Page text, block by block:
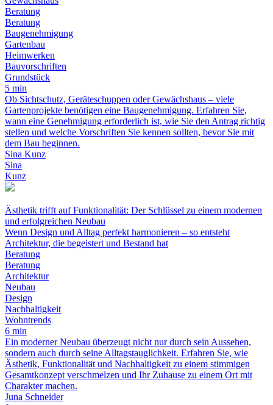
Beratung
Beratung
Baugenehmigung
Gartenbau
Heimwerken
Bauvorschriften
Grundstück
5 min
Ob Sichtschutz, Geräteschuppen oder Gewächshaus – viele
Gartenprojekte benötigen eine Baugenehmigung. Erfahren Sie,
wann eine Genehmigung erforderlich ist, wie Sie den Antrag richtig
stellen und welche Vorschriften Sie kennen sollten, bevor Sie mit
dem Bau beginnen.
Sina Kunz
Sina
Kunz
Ästhetik trifft auf Funktionalität: Der Schlüssel zu einem modernen
und erfolgreichen Neubau
Wenn Design und Alltag perfekt harmonieren – so entsteht
Architektur, die begeistert und Bestand hat
Beratung
Beratung
Architektur
Neubau
Design
Nachhaltigkeit
Wohntrends
6 min
Ein moderner Neubau überzeugt nicht nur durch sein Aussehen,
sondern auch durch seine Alltagstauglichkeit. Erfahren Sie, wie
Ästhetik, Funktionalität und Nachhaltigkeit zu einem stimmigen
Gesamtkonzept verschmelzen und Ihr Zuhause zu einem Ort mit
Charakter machen.
Juna Schneider